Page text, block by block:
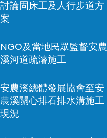
討論固床工及人行步道方
案
NGO及當地民眾監督安農
溪河道疏濬施工
安農溪總體發展協會至安
農溪關心排石排水溝施工
現況